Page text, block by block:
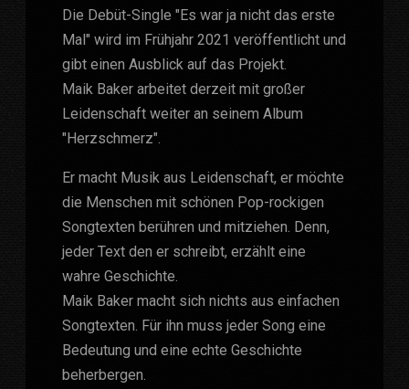
Die Debüt-Single "Es war ja nicht das erste
Mal" wird im Frühjahr 2021 veröffentlicht und
gibt einen Ausblick auf das Projekt.
Maik Baker arbeitet derzeit mit großer
Leidenschaft weiter an seinem Album
"Herzschmerz".
Er macht Musik aus Leidenschaft, er möchte
die Menschen mit schönen Pop-rockigen
Songtexten berühren und mitziehen. Denn,
jeder Text den er schreibt, erzählt eine
wahre Geschichte.
Maik Baker macht sich nichts aus einfachen
Songtexten. Für ihn muss jeder Song eine
Bedeutung und eine echte Geschichte
beherbergen.